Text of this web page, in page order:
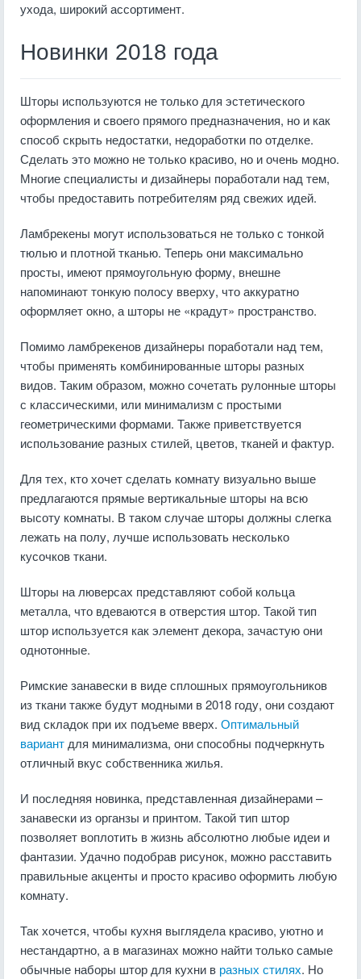
ухода, широкий ассортимент.
Новинки 2018 года
Шторы используются не только для эстетического
оформления и своего прямого предназначения, но и как
способ скрыть недостатки, недоработки по отделке.
Сделать это можно не только красиво, но и очень модно.
Многие специалисты и дизайнеры поработали над тем,
чтобы предоставить потребителям ряд свежих идей.
Ламбрекены могут использоваться не только с тонкой
тюлью и плотной тканью. Теперь они максимально
просты, имеют прямоугольную форму, внешне
напоминают тонкую полосу вверху, что аккуратно
оформляет окно, а шторы не «крадут» пространство.
Помимо ламбрекенов дизайнеры поработали над тем,
чтобы применять комбинированные шторы разных
видов. Таким образом, можно сочетать рулонные шторы
с классическими, или минимализм с простыми
геометрическими формами. Также приветствуется
использование разных стилей, цветов, тканей и фактур.
Для тех, кто хочет сделать комнату визуально выше
предлагаются прямые вертикальные шторы на всю
высоту комнаты. В таком случае шторы должны слегка
лежать на полу, лучше использовать несколько
кусочков ткани.
Шторы на люверсах представляют собой кольца
металла, что вдеваются в отверстия штор. Такой тип
штор используется как элемент декора, зачастую они
однотонные.
Римские занавески в виде сплошных прямоугольников
из ткани также будут модными в 2018 году, они создают
вид складок при их подъеме вверх. Оптимальный
вариант для минимализма, они способны подчеркнуть
отличный вкус собственника жилья.
И последняя новинка, представленная дизайнерами –
занавески из органзы и принтом. Такой тип штор
позволяет воплотить в жизнь абсолютно любые идеи и
фантазии. Удачно подобрав рисунок, можно расставить
правильные акценты и просто красиво оформить любую
комнату.
Так хочется, чтобы кухня выглядела красиво, уютно и
нестандартно, а в магазинах можно найти только самые
обычные наборы штор для кухни в разных стилях. Но